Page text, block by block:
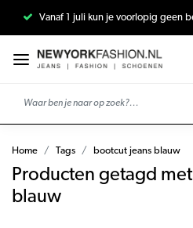
Vanaf 1 juli kun je voorlopig geen
Home Tags bootcut jeans blauw
Producten getagd
blauw